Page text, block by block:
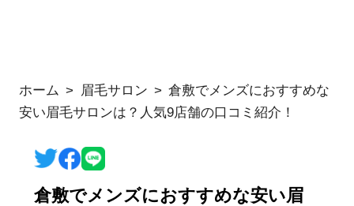
ホーム 眉毛サロン
倉敷でメンズにおすすめな
安い眉毛サロンは？人気9店舗の口コミ紹介！
倉敷でメンズにおすすめな安い眉